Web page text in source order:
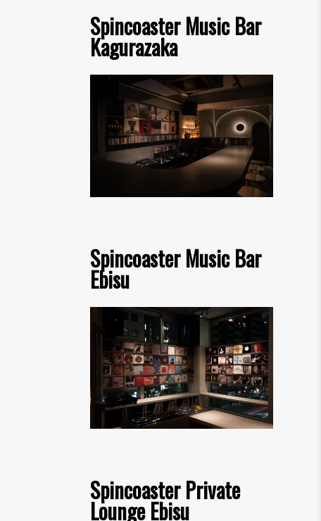
Spincoaster Music Bar
Kagurazaka
Spincoaster Music Bar
Ebisu
Spincoaster Private
Lounge Ebisu